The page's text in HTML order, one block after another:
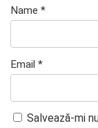
Name *
Email *
Salvează-mi